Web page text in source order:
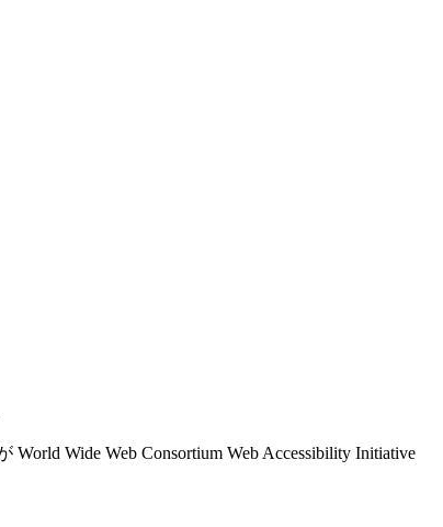
Wide Web Consortium Web Accessibility Initiative